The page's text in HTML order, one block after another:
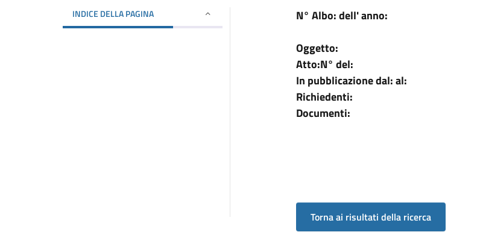
INDICE DELLA PAGINA N° Albo:dell' anno:
Oggetto:
Atto:N° del:
In pubblicazione dal:al:
Richiedenti:
Documenti: